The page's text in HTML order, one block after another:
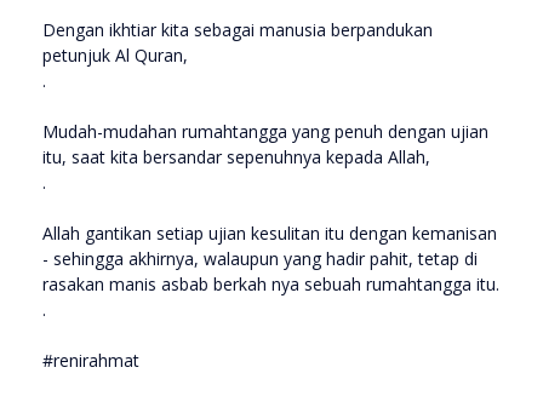
Dengan ikhtiar kita sebagai manusia berpandukan
petunjuk Al Quran,
.
Mudah-mudahan rumahtangga yang penuh dengan ujian
itu, saat kita bersandar sepenuhnya kepada Allah,
.
Allah gantikan setiap ujian kesulitan itu dengan kemanisan
- sehingga akhirnya, walaupun yang hadir pahit, tetap di
rasakan manis asbab berkah nya sebuah rumahtangga itu.
.
#renirahmat